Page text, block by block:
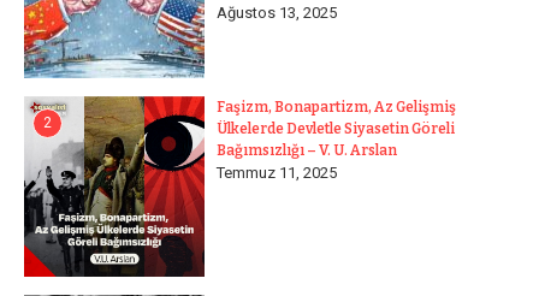
Ağustos 13, 2025
2
Faşizm, Bonapartizm, Az Gelişmiş
Ülkelerde Devletle Siyasetin Göreli
Bağımsızlığı – V. U. Arslan
Temmuz 11, 2025